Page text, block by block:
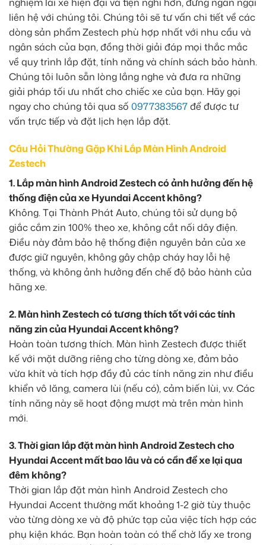
liên hệ với chúng tôi. Chúng tôi sẽ tư vấn chi tiết về các
dòng sản phẩm Zestech phù hợp nhất với nhu cầu và
ngân sách của bạn, đồng thời giải đáp mọi thắc mắc
về quy trình lắp đặt, tính năng và chính sách bảo hành.
Chúng tôi luôn sẵn lòng lắng nghe và đưa ra những
giải pháp tối ưu nhất cho chiếc xe của bạn. Hãy gọi
ngay cho chúng tôi qua số 0977383567để được tư
vấn trực tiếp và đặt lịch hẹn lắp đặt.
Câu Hỏi Thường Gặp Khi Lắp Màn Hình Android
Zestech
1. Lắp màn hình Android Zestech có ảnh hưởng đến hệ
thống điện của xe Hyundai Accent không?
Không. Tại Thành Phát Auto, chúng tôi sử dụng bộ
giắc cắm zin 100% theo xe, không cắt nối dây điện.
Điều này đảm bảo hệ thống điện nguyên bản của xe
được giữ nguyên, không gây chập cháy hay lỗi hệ
thống, và không ảnh hưởng đến chế độ bảo hành của
hãng xe.
2. Màn hình Zestech có tương thích tốt với các tính
năng zin của Hyundai Accent không?
Hoàn toàn tương thích. Màn hình Zestech được thiết
kế với mặt dưỡng riêng cho từng dòng xe, đảm bảo
vừa khít và tích hợp đầy đủ các tính năng zin như điều
khiển vô lăng, camera lùi (nếu có), cảm biến lùi, v.v. Các
tính năng này sẽ hoạt động mượt mà trên màn hình
mới.
3. Thời gian lắp đặt màn hình Android Zestech cho
Hyundai Accent mất bao lâu và có cần để xe lại qua
đêm không?
Thời gian lắp đặt màn hình Android Zestech cho
Hyundai Accent thường mất khoảng 1-2 giờ tùy thuộc
vào từng dòng xe và độ phức tạp của việc tích hợp các
phụ kiện khác. Bạn hoàn toàn có thể chờ lấy xe trong